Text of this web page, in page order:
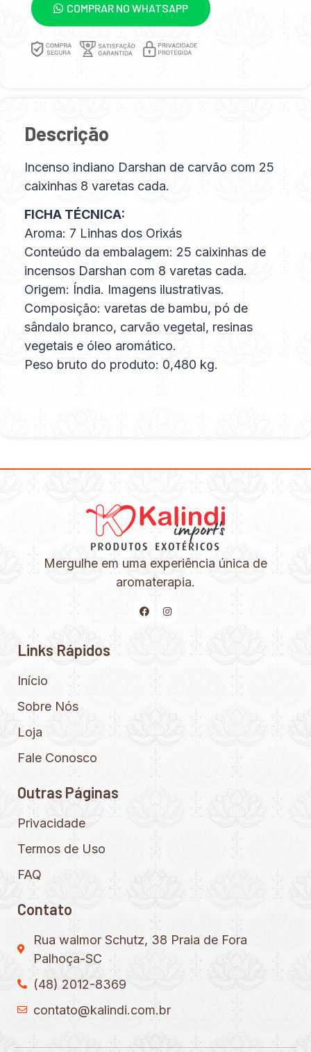
COMPRAR NO WHATSAPP
Descrição
Incenso indiano Darshan de carvão com 25
caixinhas 8 varetas cada.
FICHA TÉCNICA:
Aroma: 7 Linhas dos Orixás
Conteúdo da embalagem: 25 caixinhas de
incensos Darshan com 8 varetas cada.
Origem: Índia. Imagens ilustrativas.
Composição: varetas de bambu, pó de
sândalo branco, carvão vegetal, resinas
vegetais e óleo aromático.
Peso bruto do produto: 0,480 kg.
Mergulhe em uma experiência única de
aromaterapia.
Links Rápidos
Início
Sobre Nós
Loja
Fale Conosco
Outras Páginas
Privacidade
Termos de Uso
FAQ
Contato
Rua walmor Schutz, 38 Praia de Fora
Palhoça-SC
(48) 2012-8369
contato@kalindi.com.br